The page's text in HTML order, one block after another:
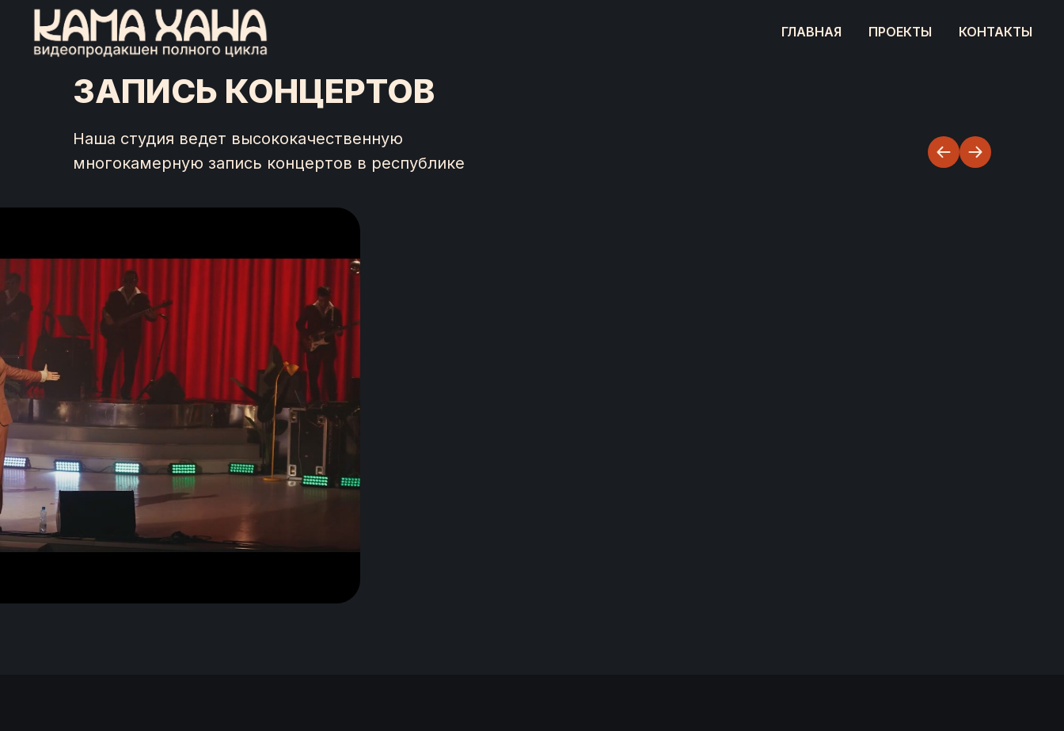
ГЛАВНАЯ ПРОЕКТЫ КОНТАКТЫ
ЗАПИСЬ КОНЦЕРТОВ
Наша студия ведет высококачественную
многокамерную запись концертов в республике